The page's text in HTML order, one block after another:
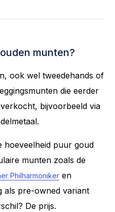
munten?
ook wel tweedehands of
die eerder
bijvoorbeeld via
hoeveelheid puur goud
munten zoals de
Philharmoniker en
als pre-owned variant
De prijs.